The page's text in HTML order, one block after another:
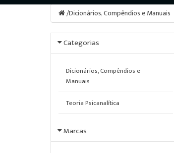
/Dicionários, Compêndios e Manuais
Categorias
Dicionários, Compêndios e
Manuais
Teoria Psicanalítica
Marcas